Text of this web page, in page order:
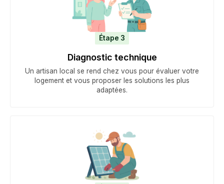
Étape 3
Diagnostic technique
Un artisan local se rend chez vous pour évaluer votre
logement et vous proposer les solutions les plus
adaptées.